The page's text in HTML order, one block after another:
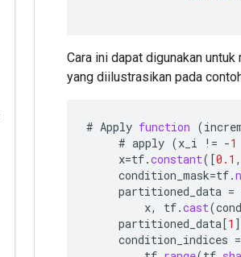
Cara ini dapat digunakan
yang diilustrasikan pada
# Apply function (
# apply (x_i != -1
x=tf.constant( [0.1 ,
condition_mask=tf.
partitioned_data =
x, tf.cast(
partitioned_data[1 ]
condition_indices =